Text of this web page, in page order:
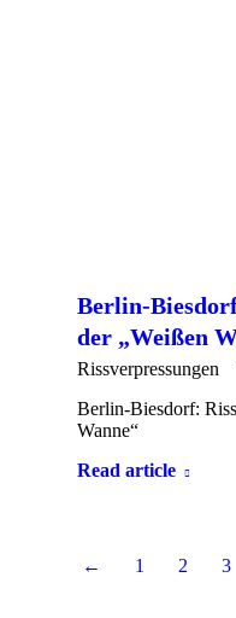
Berlin-
der „Weißen
Rissverpressungen
Berlin-Biesdorf:
Wanne“
Read article
← 1 2 3